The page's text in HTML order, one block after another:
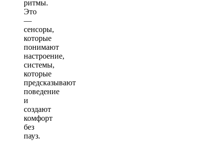
ритмы.
Это
—
сенсоры,
которые
понимают
настроение,
системы,
которые
предсказывают
поведение
и
создают
комфорт
без
пауз.